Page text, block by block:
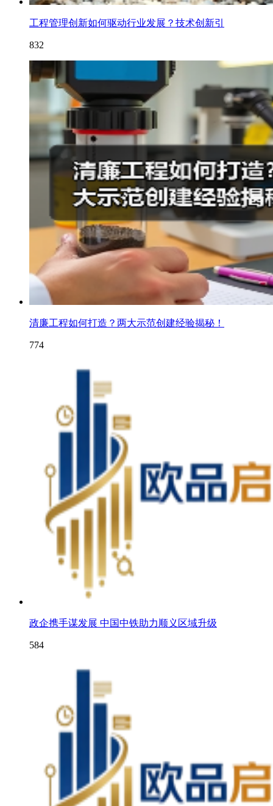
工程管理创新如何驱动行业发展？技术创新引
832
清廉工程如何打造？两大示范创建经验揭秘！
774
政企携手谋发展 中国中铁助力顺义区域升级
584